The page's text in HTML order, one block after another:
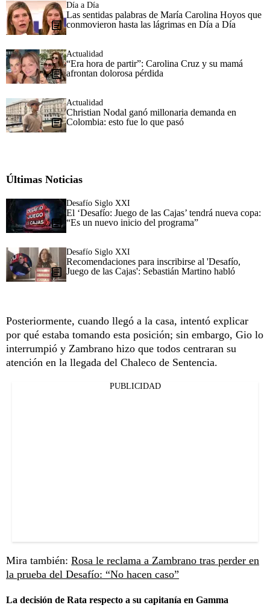
Día a Día
Las sentidas palabras de María Carolina Hoyos que
conmovieron hasta las lágrimas en Día a Día
Actualidad
“Era hora de partir”: Carolina Cruz y su mamá
afrontan dolorosa pérdida
Actualidad
Christian Nodal ganó millonaria demanda en
Colombia: esto fue lo que pasó
Últimas Noticias
Desafío Siglo XXI
El ‘Desafío: Juego de las Cajas’ tendrá nueva copa:
“Es un nuevo inicio del programa”
Desafío Siglo XXI
Recomendaciones para inscribirse al 'Desafío,
Juego de las Cajas': Sebastián Martino habló
Posteriormente, cuando llegó a la casa, intentó explicar
por qué estaba tomando esta posición; sin embargo, Gio lo
interrumpió y Zambrano hizo que todos centraran su
atención en la llegada del Chaleco de Sentencia.
PUBLICIDAD
Mira también: Rosa le reclama a Zambrano tras perder en
la prueba del Desafío: “No hacen caso”
La decisión de Rata respecto a su capitanía en Gamma